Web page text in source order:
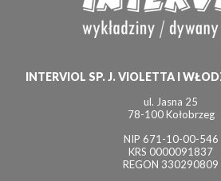
INTERVIOL SP. J. VIOLETTA I
ul. Jasna 25
78-100 Kołobrzeg
NIP 671-10-00-546
KRS 0000091837
REGON 330290809